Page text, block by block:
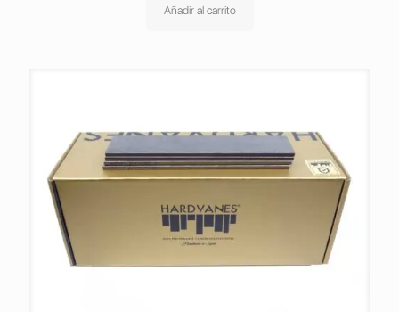
Añadir al carrito